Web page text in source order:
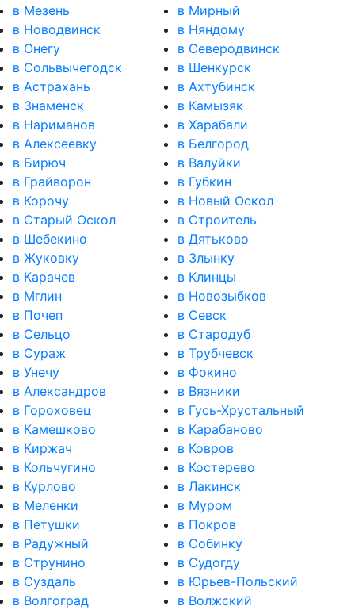
в Мезень
в Мирный
в Новодвинск
в Няндому
в Онегу
в Северодвинск
в Сольвычегодск
в Шенкурск
в Астрахань
в Ахтубинск
в Знаменск
в Камызяк
в Нариманов
в Харабали
в Алексеевку
в Белгород
в Бирюч
в Валуйки
в Грайворон
в Губкин
в Корочу
в Новый Оскол
в Старый Оскол
в Строитель
в Шебекино
в Дятьково
в Жуковку
в Злынку
в Карачев
в Клинцы
в Мглин
в Новозыбков
в Почеп
в Севск
в Сельцо
в Стародуб
в Сураж
в Трубчевск
в Унечу
в Фокино
в Александров
в Вязники
в Гороховец
в Гусь-Хрустальный
в Камешково
в Карабаново
в Киржач
в Ковров
в Кольчугино
в Костерево
в Курлово
в Лакинск
в Меленки
в Муром
в Петушки
в Покров
в Радужный
в Собинку
в Струнино
в Судогду
в Суздаль
в Юрьев-Польский
в Волгоград
в Волжский